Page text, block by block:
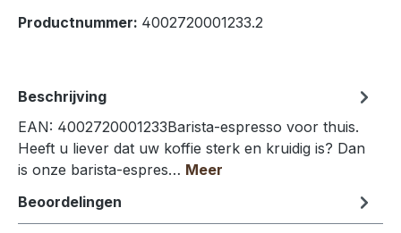
Productnummer: 4002720001233.2
Beschrijving
EAN: 4002720001233Barista-espresso voor thuis.
Heeft u liever dat uw koffie sterk en kruidig is? Dan
is onze barista-espres… Meer
Beoordelingen